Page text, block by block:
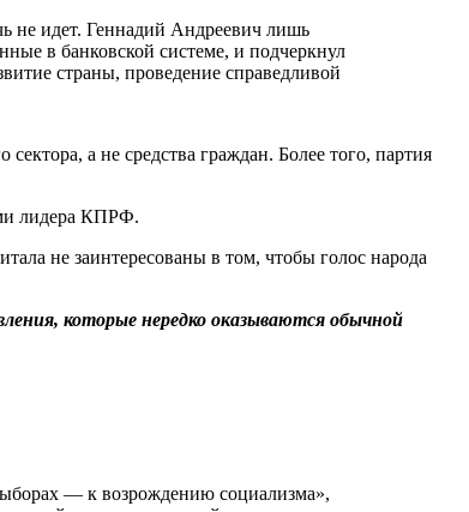
не идет. Геннадий Андреевич лишь
в банковской системе, и подчеркнул
страны, проведение справедливой
а не средства граждан. Более того, партия
лидера КПРФ.
не заинтересованы в том, чтобы голос народа
которые нередко оказываются обычной
— к возрождению социализма»,